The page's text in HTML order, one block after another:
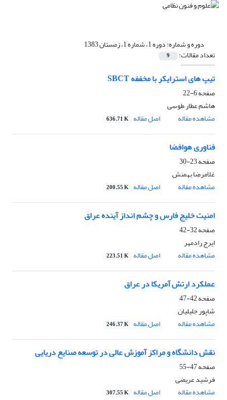
دوره و شماره:دوره 1، شماره 1، زمستان 1383
تعداد مقالات: 9
تیپ های استرایکر با مخففه SBCT
صفحه6-22
هاشم عطار طوسی
مشاهده مقاله
اصل مقاله 636.71 K
فناوری هوافضا
صفحه23-30
غلامرضا بهمنش
مشاهده مقاله
اصل مقاله 200.55 K
امنیت خلیج فارس و چشم انداز آینده عراق
صفحه32-42
ایرج رادمهر
مشاهده مقاله
اصل مقاله 223.51 K
عملکرد ارتش آمریکا در عراق
صفحه42-47
شاپور جلیلیان
مشاهده مقاله
اصل مقاله 246.37 K
نقش دانشگاه و مراکز آموزش عالی در توسعه صنایع دریایی
صفحه47-55
فرشید عریضی
مشاهده مقاله
اصل مقاله 307.55 K